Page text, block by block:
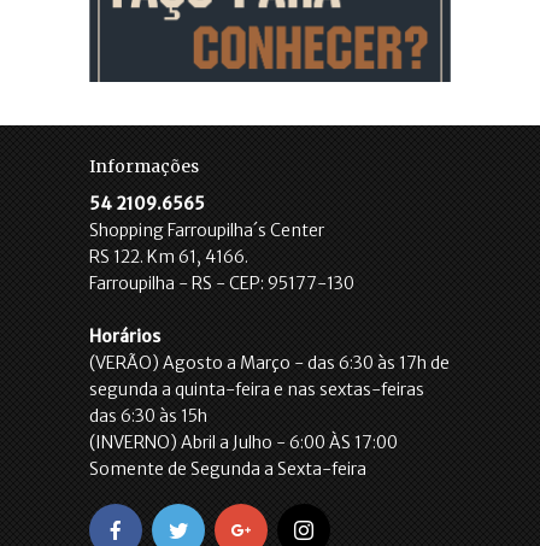
Informações
54 2109.6565
Shopping Farroupilha´s Center
RS 122. Km 61, 4166.
Farroupilha - RS - CEP: 95177-130
Horários
(VERÃO) Agosto a Março - das 6:30 às 17h de
segunda a quinta-feira e nas sextas-feiras
das 6:30 às 15h
(INVERNO) Abril a Julho - 6:00 ÀS 17:00
Somente de Segunda a Sexta-feira